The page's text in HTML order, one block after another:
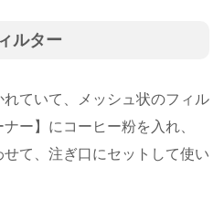
ルター
ていて、メッシュ状のフィル
ー】にコーヒー粉を入れ、
せて、注ぎ口にセットして使い